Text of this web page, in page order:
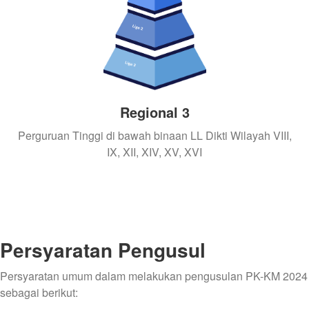
Regional 3
Perguruan Tinggi di bawah binaan LL Dikti Wilayah VIII,
IX, XII, XIV, XV, XVI
Persyaratan Pengusul
Persyaratan umum dalam melakukan pengusulan PK-KM 2024
sebagai berikut: